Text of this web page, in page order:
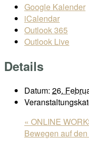
Google Kalender
iCalendar
Outlook 365
Outlook Live
Details
Datum: 26.
« ONLINE
Bewegen auf